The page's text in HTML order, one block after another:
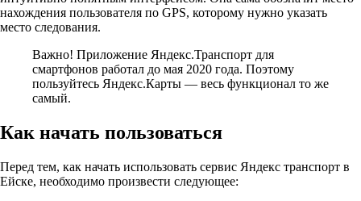
нахождения пользователя по GPS, которому нужно указать
место следования.
Важно! Приложение Яндекс.Транспорт для
смартфонов работал до мая 2020 года. Поэтому
пользуйтесь Яндекс.Карты — весь функционал то же
самый.
Как начать пользоваться
Перед тем, как начать использовать сервис Яндекс транспорт в
Ейске, необходимо произвести следующее: